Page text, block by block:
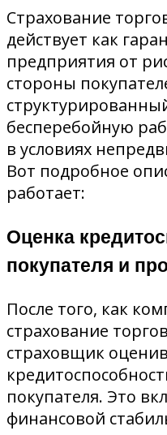
Страхование
действует как
предприятия от
стороны
бесперебойную
в условиях
Вот подробное
работает:
Оценка
покупателя и
После того, как
страхование
страховщик
покупателя. Это
финансовой